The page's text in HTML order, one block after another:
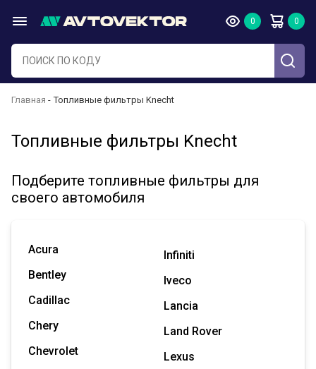
Главная Топливные фильтры Knecht
Топливные фильтры Knecht
Подберите топливные фильтры для
своего автомобиля
Acura
Bentley
Cadillac
Chery
Chevrolet
Infiniti
Iveco
Lancia
Land Rover
Lexus